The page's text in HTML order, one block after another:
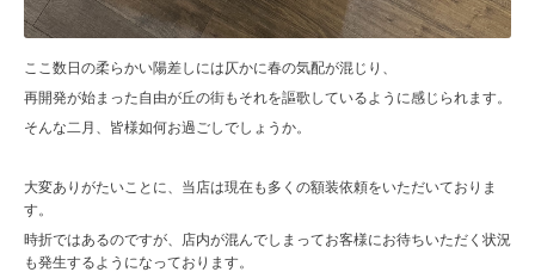
ここ数日の柔らかい陽差しには仄かに春の気配が混じり、
再開発が始まった自由が丘の街もそれを謳歌しているように感じられます。
そんな二月、皆様如何お過ごしでしょうか。
大変ありがたいことに、当店は現在も多くの額装依頼をいただいておりま
す。
時折ではあるのですが、店内が混んでしまってお客様にお待ちいただく状況
も発生するようになっております。